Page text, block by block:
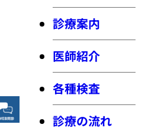
診療案内
医師紹介
各種検査
診療の流れ